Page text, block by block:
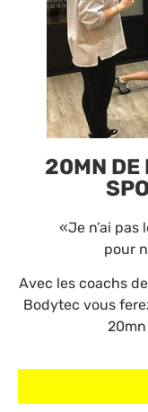
20MN DE
«Je n’ai pas
pour
Avec les coachs
Bodytec vous
20mn